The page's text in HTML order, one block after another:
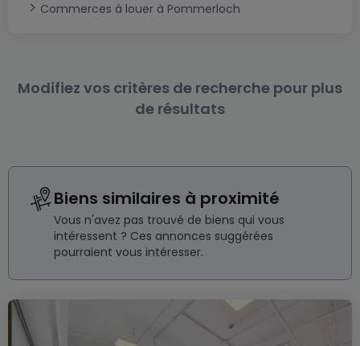
Commerces à louer à Pommerloch
Modifiez vos critères de recherche pour plus
de résultats
Biens similaires à proximité
Vous n'avez pas trouvé de biens qui vous
intéressent ? Ces annonces suggérées
pourraient vous intéresser.